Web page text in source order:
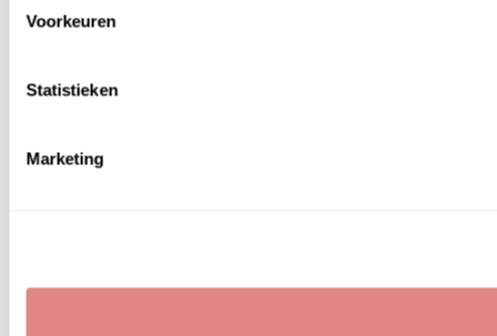
Voorkeuren
Statistieken
Marketing